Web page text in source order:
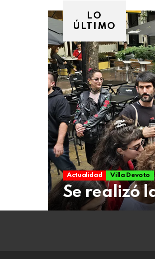
LO
ÚLTIMO
Actualidad Villa Devoto
Se realizó
de
agosto
de
2026